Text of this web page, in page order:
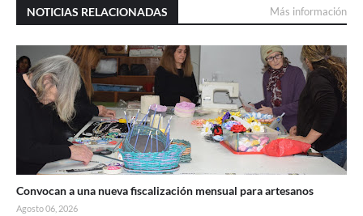
NOTICIAS RELACIONADAS Más información
Convocan a una nueva fiscalización mensual para artesanos
Agosto 06, 2026